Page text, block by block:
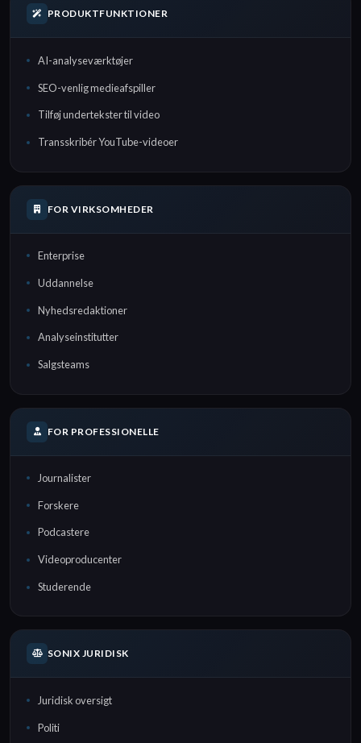
PRODUKTFUNKTIONER
AI-analyseværktøjer
SEO-venlig medieafspiller
Tilføj undertekster til video
Transskribér YouTube-videoer
FOR VIRKSOMHEDER
Enterprise
Uddannelse
Nyhedsredaktioner
Analyseinstitutter
Salgsteams
FOR PROFESSIONELLE
Journalister
Forskere
Podcastere
Videoproducenter
Studerende
SONIX JURIDISK
Juridisk oversigt
Politi